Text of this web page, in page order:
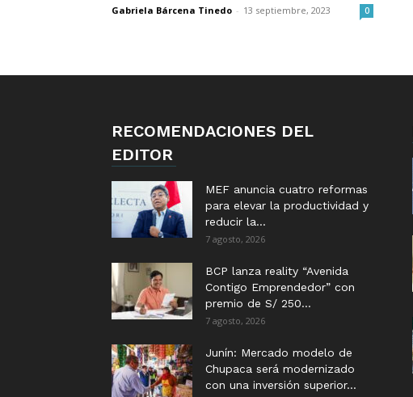
Gabriela Bárcena Tinedo - 13 septiembre, 2023 0
RECOMENDACIONES DEL
EDITOR
MEF anuncia cuatro reformas
para elevar la productividad y
reducir la...
7 agosto, 2026
BCP lanza reality “Avenida
Contigo Emprendedor” con
premio de S/ 250...
7 agosto, 2026
Junín: Mercado modelo de
Chupaca será modernizado
con una inversión superior...